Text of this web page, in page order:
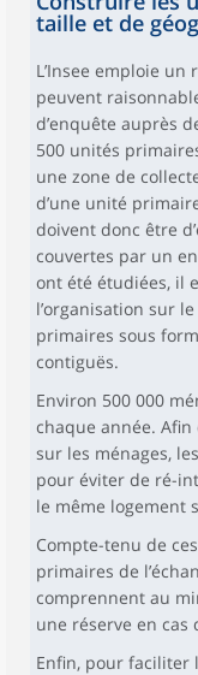
taille et de
L’Insee emploie un
peuvent
d’enquête auprès
500 unités
une zone de
d’une unité
doivent donc être
couvertes par un
ont été étudiées, il
l’organisation sur
primaires sous
contiguës.
Environ 500 000
chaque année.
sur les ménages,
pour éviter de ré-
le même logement
Compte-tenu de
primaires de
comprennent au
une réserve en cas
Enfin, pour faciliter